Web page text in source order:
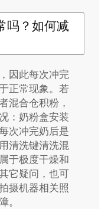
吗？如何减
因此每次冲完
正常现象。若
混合仓积粉，
：奶粉盒安装
次冲完奶后是
清洗键清洗混
于极度干燥和
它疑问，也可
摄机器相关照
。